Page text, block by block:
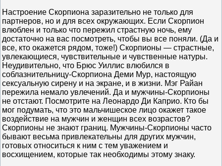
Настроение Скорпиона заразительно не только для
партнеров, но и для всех окружающих. Если Скорпион
влюблен и только что пережил страстную ночь, ему
достаточно на вас посмотреть, чтобы вы все поняли. (Да и
все, кто окажется рядом, тоже!) Скорпионы — страстные,
увлекающиеся, чувствительные и чувственные натуры.
Неудивительно, что Брюс Уиллис влюбился в
соблазнительницу-Скорпиона Деми Мур, настоящую
сексуальную сирену и на экране, и в жизни. Мэг Райан
пережила немало увлечений. Да и мужчины-Скорпионы
не отстают. Посмотрите на Леонардо Ди Каприо. Кто бы
мог подумать, что это мальчишеское лицо окажет такое
воздействие на мужчин и женщин всех возрастов?
Скорпионы не знают границ. Мужчины-Скорпионы часто
бывают весьма привлекательны для других мужчин,
готовых относиться к ним с тем уважением и
восхищением, которые так необходимы этому знаку.